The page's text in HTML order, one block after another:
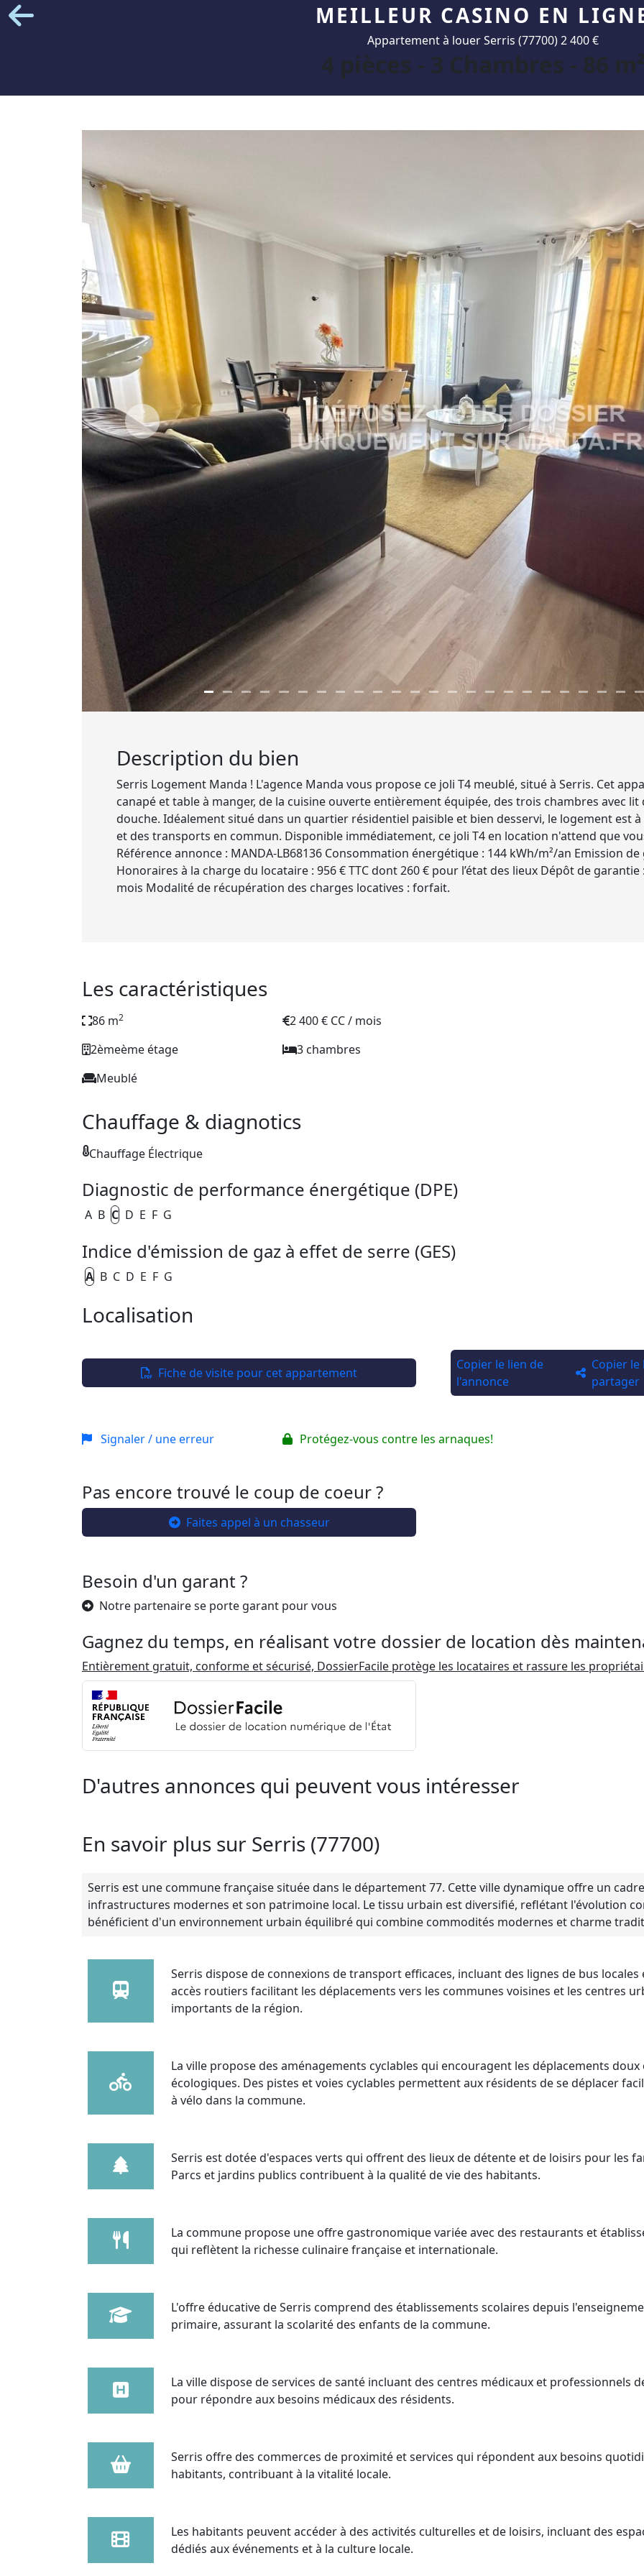
MEILLEUR CASINO EN
Appartement à louer Serris (77700) 2 400 €
4 pièces - 3 Chambres - 86 m²
Description du bien
Serris Logement Manda ! L'agence Manda vous propose ce joli T4 meublé, situé à Serris. Cet
canapé et table à manger, de la cuisine ouverte entièrement équipée, des trois chambres avec lit
douche. Idéalement situé dans un quartier résidentiel paisible et bien desservi, le logement est
et des transports en commun. Disponible immédiatement, ce joli T4 en location n'attend que
Référence annonce : MANDA-LB68136 Consommation énergétique : 144 kWh/m²/an Emission
Honoraires à la charge du locataire : 956 € TTC dont 260 € pour l’état des lieux Dépôt de
mois Modalité de récupération des charges locatives : forfait.
Les caractéristiques
86 m2
2 400 € CC / mois
2èmeème étage
3 chambres
Meublé
Chauffage & diagnotics
Chauffage Électrique
Diagnostic de performance énergétique (DPE)
A B C D E F G
Indice d'émission de gaz à effet de serre (GES)
A B C D E F G
Localisation
Fiche de visite pour cet appartement
Copier le lien de
l'annonce
Copier
partager
Signaler / une erreur Protégez-vous contre les arnaques!
Pas encore trouvé le coup de coeur ?
Faites appel à un chasseur
Besoin d'un garant ?
Notre partenaire se porte garant pour vous
Gagnez du temps, en réalisant votre dossier de location dès
Entièrement gratuit, conforme et sécurisé, DossierFacile protège les locataires et rassure les
D'autres annonces qui peuvent vous intéresser
En savoir plus sur Serris (77700)
Serris est une commune française située dans le département 77. Cette ville dynamique offre un
infrastructures modernes et son patrimoine local. Le tissu urbain est diversifié, reflétant l'évolution
bénéficient d'un environnement urbain équilibré qui combine commodités modernes et charme
Serris dispose de connexions de transport efficaces, incluant des lignes de bus locales
accès routiers facilitant les déplacements vers les communes voisines et les centres
importants de la région.
La ville propose des aménagements cyclables qui encouragent les déplacements doux
écologiques. Des pistes et voies cyclables permettent aux résidents de se déplacer
à vélo dans la commune.
Serris est dotée d'espaces verts qui offrent des lieux de détente et de loisirs pour les
Parcs et jardins publics contribuent à la qualité de vie des habitants.
La commune propose une offre gastronomique variée avec des restaurants et
qui reflètent la richesse culinaire française et internationale.
L'offre éducative de Serris comprend des établissements scolaires depuis
primaire, assurant la scolarité des enfants de la commune.
La ville dispose de services de santé incluant des centres médicaux et professionnels
pour répondre aux besoins médicaux des résidents.
Serris offre des commerces de proximité et services qui répondent aux besoins
habitants, contribuant à la vitalité locale.
Les habitants peuvent accéder à des activités culturelles et de loisirs, incluant des
dédiés aux événements et à la culture locale.